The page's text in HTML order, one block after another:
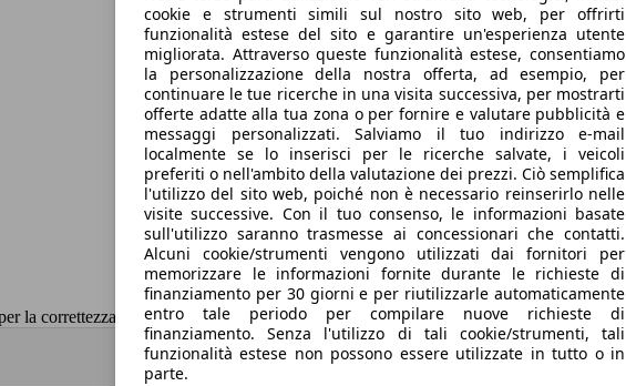
la correttezza dei dati.
cookie e strumenti simili sul nostro sito web, per offrirti
funzionalità estese del sito e garantire un'esperienza utente
migliorata. Attraverso queste funzionalità estese, consentiamo
la personalizzazione della nostra offerta, ad esempio, per
continuare le tue ricerche in una visita successiva, per mostrarti
offerte adatte alla tua zona o per fornire e valutare pubblicità e
messaggi personalizzati. Salviamo il tuo indirizzo e-mail
localmente se lo inserisci per le ricerche salvate, i veicoli
preferiti o nell'ambito della valutazione dei prezzi. Ciò semplifica
l'utilizzo del sito web, poiché non è necessario reinserirlo nelle
visite successive. Con il tuo consenso, le informazioni basate
sull'utilizzo saranno trasmesse ai concessionari che contatti.
Alcuni cookie/strumenti vengono utilizzati dai fornitori per
memorizzare le informazioni fornite durante le richieste di
finanziamento per 30 giorni e per riutilizzarle automaticamente
entro tale periodo per compilare nuove richieste di
finanziamento. Senza l'utilizzo di tali cookie/strumenti, tali
funzionalità estese non possono essere utilizzate in tutto o in
parte.